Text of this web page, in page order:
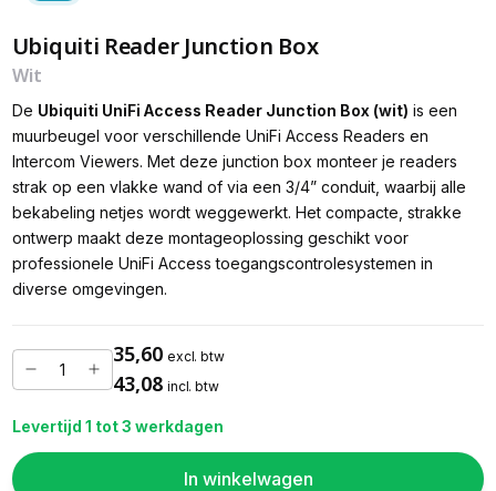
Ubiquiti Reader Junction Box
Wit
De Ubiquiti UniFi Access Reader Junction Box (wit) is een
muurbeugel voor verschillende UniFi Access Readers en
Intercom Viewers. Met deze junction box monteer je readers
strak op een vlakke wand of via een 3/4” conduit, waarbij alle
bekabeling netjes wordt weggewerkt. Het compacte, strakke
ontwerp maakt deze montageoplossing geschikt voor
professionele UniFi Access toegangscontrolesystemen in
diverse omgevingen.
35,60 excl. btw
43,08 incl. btw
Levertijd 1 tot 3 werkdagen
In winkelwagen